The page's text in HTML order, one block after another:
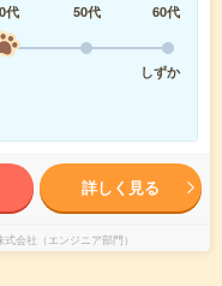
代 50代
60代
しずか
詳しく見る
会社（エンジニア部門）